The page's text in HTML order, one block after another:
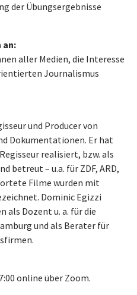
der Übungsergebnisse
an:
aller Medien, die Interesse
Journalismus
und Producer von
Dokumentationen. Er hat
realisiert, bzw. als
betreut – u.a. für ZDF, ARD,
Filme wurden mit
Dominic Egizzi
als Dozent u. a. für die
und als Berater für
online über Zoom.